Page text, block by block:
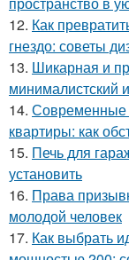
12. Как
гнездо: советы
13. Шикарная и
минималистский
14. Современные
квартиры: как
15. Печь для
установить
16. Права
молодой человек
17. Как выбрать